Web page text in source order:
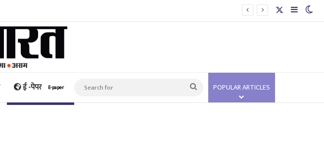
घायल बच्चे को पहुंचाया अस्पताल Sidebar
ई -पेपर E-paper
Search
for
POPULAR ARTICLES